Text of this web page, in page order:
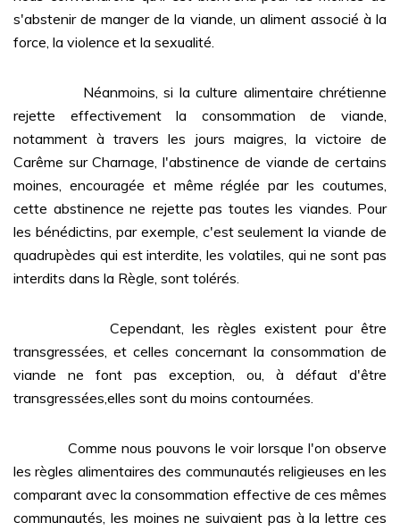
s'abstenir de manger de la viande, un aliment associé à la
force, la violence et la sexualité.
Néanmoins, si la culture alimentaire chrétienne
rejette effectivement la consommation de viande,
notamment à travers les jours maigres, la victoire de
Carême sur Charnage, l'abstinence de viande de certains
moines, encouragée et même réglée par les coutumes,
cette abstinence ne rejette pas toutes les viandes. Pour
les bénédictins, par exemple, c'est seulement la viande de
quadrupèdes qui est interdite, les volatiles, qui ne sont pas
interdits dans la Règle, sont tolérés.
Cependant, les règles existent pour être
transgressées, et celles concernant la consommation de
viande ne font pas exception, ou, à défaut d'être
transgressées,elles sont du moins contournées.
Comme nous pouvons le voir lorsque l'on observe
les règles alimentaires des communautés religieuses en les
comparant avec la consommation effective de ces mêmes
communautés, les moines ne suivaient pas à la lettre ces